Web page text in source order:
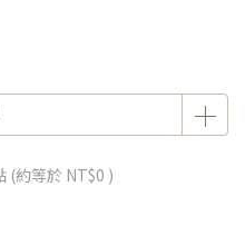
(約等於NT$0 )